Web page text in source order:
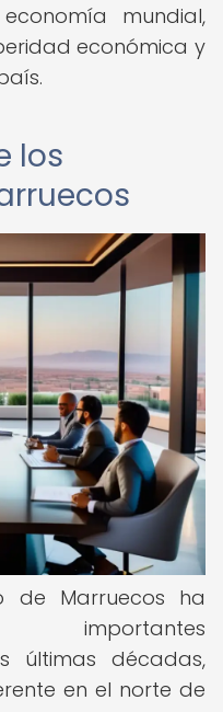
mundial,
económica y
los
de Marruecos ha
últimas décadas,
en el norte de